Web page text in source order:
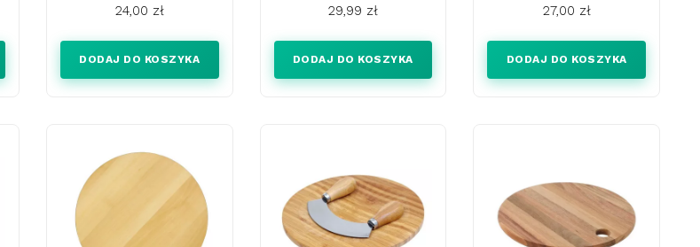
Cena
24,00 zł
DODAJ DO KOSZYKA
Cena
29,99 zł
DODAJ DO KOSZYKA
Cena
27,00 zł
DODAJ DO KOSZYKA